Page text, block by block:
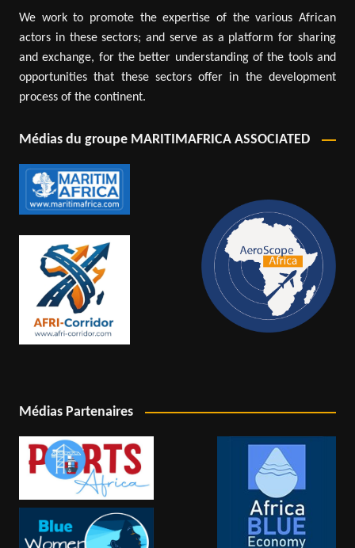
We work to promote the expertise of the various African
actors in these sectors; and serve as a platform for sharing
and exchange, for the better understanding of the tools and
opportunities that these sectors offer in the development
process of the continent.
Médias du groupe MARITIMAFRICA ASSOCIATED
Médias Partenaires